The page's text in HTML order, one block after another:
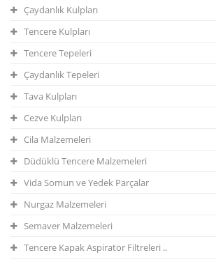
Çaydanlık Kulpları
Tencere Kulpları
Tencere Tepeleri
Çaydanlık Tepeleri
Tava Kulpları
Cezve Kulpları
Cila Malzemeleri
Düdüklü Tencere Malzemeleri
Vida Somun ve Yedek Parçalar
Nurgaz Malzemeleri
Semaver Malzemeleri
Tencere Kapak Aspiratör Filtreleri ..